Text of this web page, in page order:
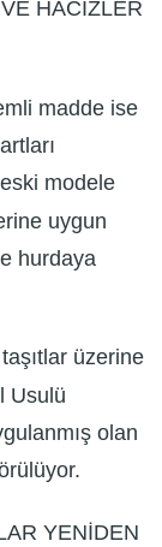
HACİZLER
madde ise
modele
uygun
hurdaya
üzerine
Usulü
olan
YENİDEN